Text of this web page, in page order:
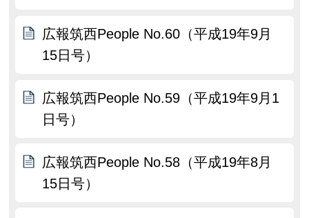
広報筑西People No.60（平成19年9月
15日号）
広報筑西People No.59（平成19年9月1
日号）
広報筑西People No.58（平成19年8月
15日号）